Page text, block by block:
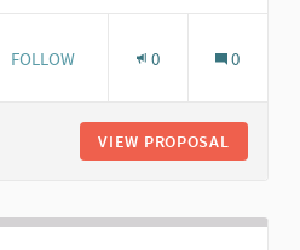
8 FOLLOWERS
FOLLOW 0 0
VIEW PROPOSAL